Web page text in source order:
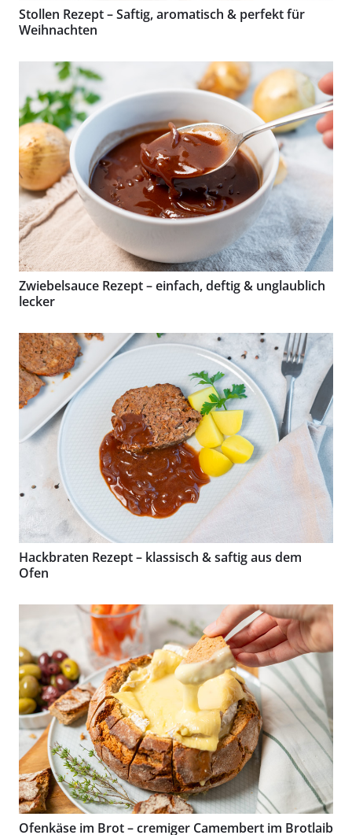
Stollen Rezept – Saftig, aromatisch & perfekt für
Weihnachten
Zwiebelsauce Rezept – einfach, deftig & unglaublich
lecker
Hackbraten Rezept – klassisch & saftig aus dem
Ofen
Ofenkäse im Brot – cremiger Camembert im Brotlaib